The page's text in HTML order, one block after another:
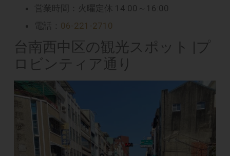
営業時間：火曜定休 14:00～16:00
電話： 06-221-2710
台南西中区の観光スポット |プ
ロビンティア通り